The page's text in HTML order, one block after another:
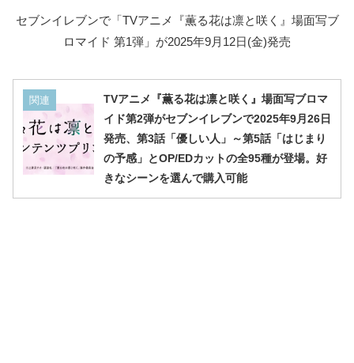
セブンイレブンで「TVアニメ『薫る花は凛と咲く』場面写ブ
ロマイド 第1弾」が2025年9月12日(金)発売
関連
TVアニメ『薫る花は凛と咲く』場面写ブロマ
イド第2弾がセブンイレブンで2025年9月26日
発売、第3話「優しい人」～第5話「はじまり
の予感」とOP/EDカットの全95種が登場。好
きなシーンを選んで購入可能